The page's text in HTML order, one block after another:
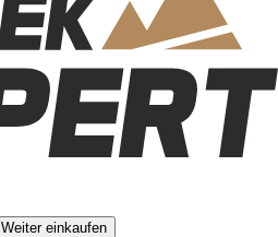
Weiter einkaufen